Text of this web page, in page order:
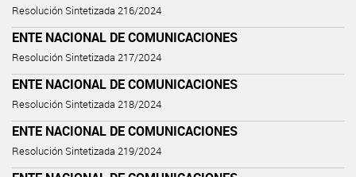
Resolución Sintetizada 216/2024
ENTE NACIONAL DE COMUNICACIONES
Resolución Sintetizada 217/2024
ENTE NACIONAL DE COMUNICACIONES
Resolución Sintetizada 218/2024
ENTE NACIONAL DE COMUNICACIONES
Resolución Sintetizada 219/2024